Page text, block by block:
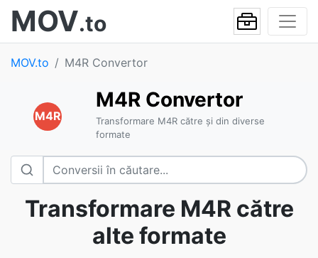
MOV.to
MOV.to M4R Convertor
M4R
M4R Convertor
Transformare M4R către și din diverse
formate
Transformare M4R către
alte formate